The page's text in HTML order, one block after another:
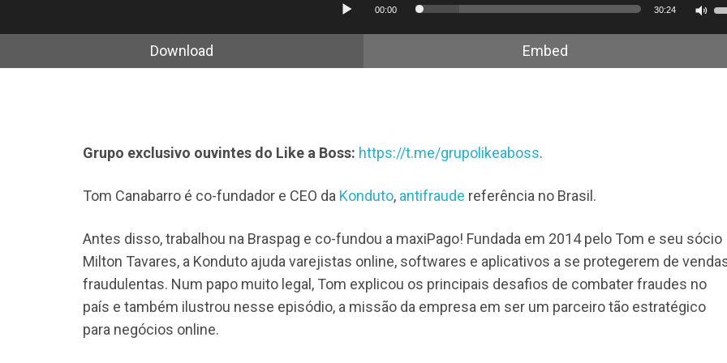
Tocador
00:00 30:24
ou
Download Embed
Grupo exclusivo ouvintes do Like a Boss: https://t.me/grupolikeaboss.
Tom Canabarro é co-fundador e CEO da Konduto, antifraude referência no Brasil.
Antes disso, trabalhou na Braspag e co-fundou a maxiPago! Fundada em 2014 pelo Tom e seu sócio
Milton Tavares, a Konduto ajuda varejistas online, softwares e aplicativos a se protegerem de
fraudulentas. Num papo muito legal, Tom explicou os principais desafios de combater fraudes no
país e também ilustrou nesse episódio, a missão da empresa em ser um parceiro tão estratégico
para negócios online.